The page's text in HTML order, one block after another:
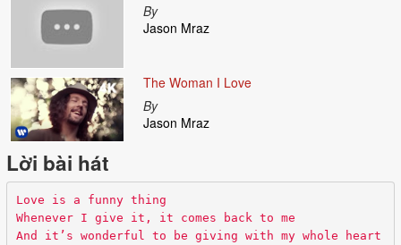
By
Jason Mraz
The Woman I Love
By
Jason Mraz
Lời bài hát
Love is a funny thing
Whenever I give it, it comes back to me
And it’s wonderful to be giving with my whole heart